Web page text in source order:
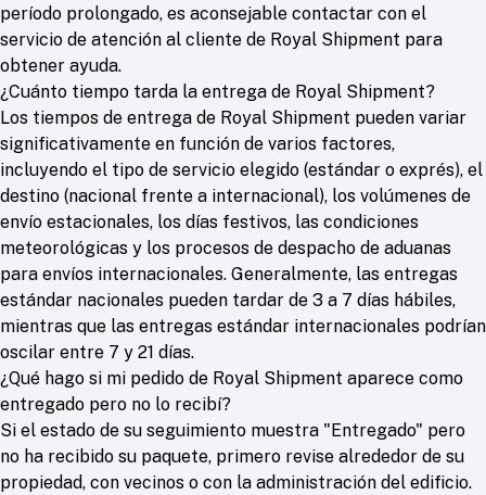
período prolongado, es aconsejable contactar con el
servicio de atención al cliente de Royal Shipment para
obtener ayuda.
¿Cuánto tiempo tarda la entrega de Royal Shipment?
Los tiempos de entrega de Royal Shipment pueden variar
significativamente en función de varios factores,
incluyendo el tipo de servicio elegido (estándar o exprés), el
destino (nacional frente a internacional), los volúmenes de
envío estacionales, los días festivos, las condiciones
meteorológicas y los procesos de despacho de aduanas
para envíos internacionales. Generalmente, las entregas
estándar nacionales pueden tardar de 3 a 7 días hábiles,
mientras que las entregas estándar internacionales podrían
oscilar entre 7 y 21 días.
¿Qué hago si mi pedido de Royal Shipment aparece como
entregado pero no lo recibí?
Si el estado de su seguimiento muestra "Entregado" pero
no ha recibido su paquete, primero revise alrededor de su
propiedad, con vecinos o con la administración del edificio.